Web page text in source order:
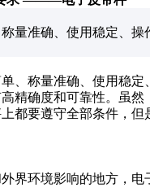
量准确、使用稳定、
称量准确、使用稳定
确度和可靠性。虽
都要遵守全部条件，
环境影响的地方，电